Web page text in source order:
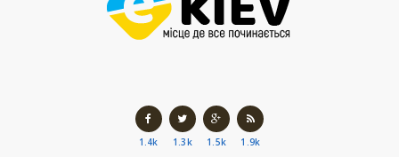
1.4k 1.3k 1.5k 1.9k